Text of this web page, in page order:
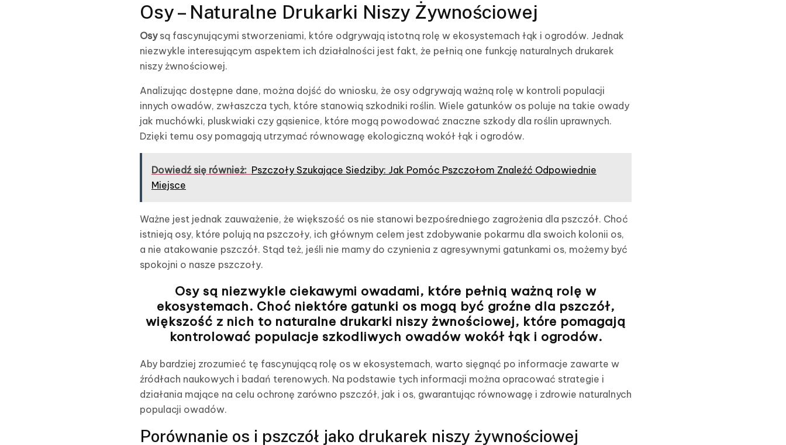
Osy – Naturalne Drukarki Niszy Żywnościowej
Osysą fascynującymi stworzeniami, które odgrywają istotną rolę w ekosystemach łąk i ogrodów. Jednak
niezwykle interesującym aspektem ich działalności jest fakt, że pełnią one funkcję naturalnych drukarek
niszy żwnościowej.
Analizując dostępne dane, można dojść do wniosku, że osy odgrywają ważną rolę w kontroli populacji
innych owadów, zwłaszcza tych, które stanowią szkodniki roślin. Wiele gatunków os poluje na takie owady
jak muchówki, pluskwiaki czy gąsienice, które mogą powodować znaczne szkody dla roślin uprawnych.
Dzięki temu osy pomagają utrzymać równowagę ekologiczną wokół łąk i ogrodów.
Dowiedź się również: Pszczoły Szukające Siedziby: Jak Pomóc Pszczołom Znaleźć Odpowiednie
Miejsce
Ważne jest jednak zauważenie, że większość os nie stanowi bezpośredniego zagrożenia dla pszczół. Choć
istnieją osy, które polują na pszczoły, ich głównym celem jest zdobywanie pokarmu dla swoich kolonii os,
a nie atakowanie pszczół. Stąd też, jeśli nie mamy do czynienia z agresywnymi gatunkami os, możemy być
spokojni o nasze pszczoły.
Osy są niezwykle ciekawymi owadami, które pełnią ważną rolę w
ekosystemach. Choć niektóre gatunki os mogą być groźne dla pszczół,
większość z nich to naturalne drukarki niszy żwnościowej, które pomagają
kontrolować populacje szkodliwych owadów wokół łąk i ogrodów.
Aby bardziej zrozumieć tę fascynującą rolę os w ekosystemach, warto sięgnąć po informacje zawarte w
źródłach naukowych i badań terenowych. Na podstawie tych informacji można opracować strategie i
działania mające na celu ochronę zarówno pszczół, jak i os, gwarantując równowagę i zdrowie naturalnych
populacji owadów.
Porównanie os i pszczół jako drukarek niszy żywnościowej